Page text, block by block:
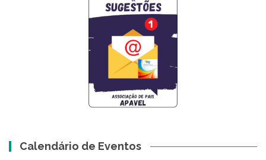
Calendário de Eventos